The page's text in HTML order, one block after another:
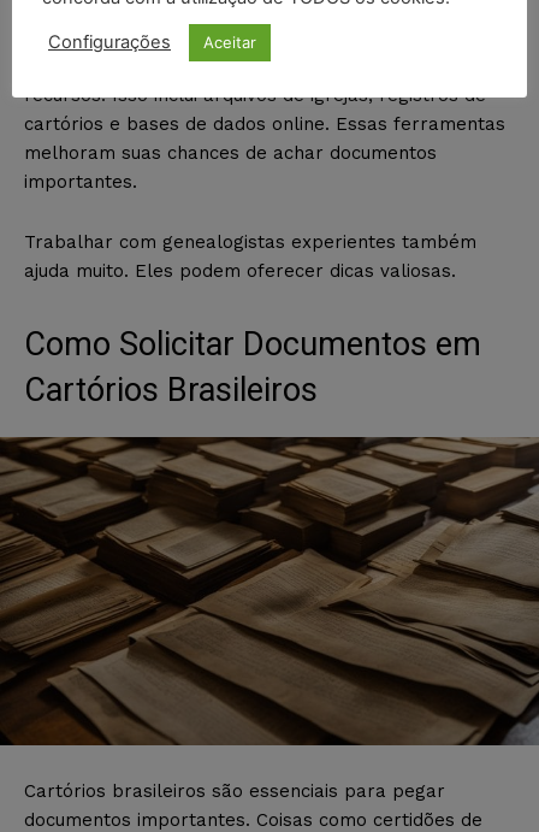
Recursos para superar esses desafios
Para vencer esses problemas, é bom usar vários
recursos. Isso inclui arquivos de igrejas, registros de
cartórios e bases de dados online. Essas ferramentas
melhoram suas chances de achar documentos
importantes.
Trabalhar com genealogistas experientes também
ajuda muito. Eles podem oferecer dicas valiosas.
Como Solicitar Documentos em
Cartórios Brasileiros
Cartórios brasileiros são essenciais para pegar
documentos importantes. Coisas como certidões de
Configurações Aceitar